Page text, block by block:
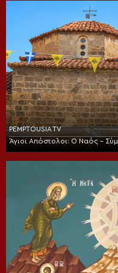
PEMPTOUSIA TV
Άγιοι Απόστολοι: Ο Ναός –